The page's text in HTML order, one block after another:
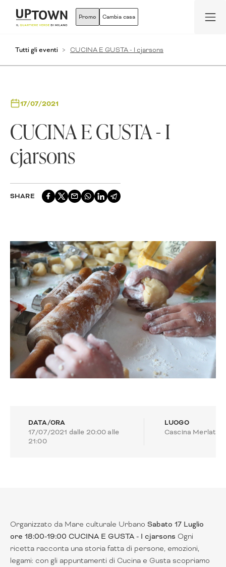
Promo Cambia casa
Tutti gli eventi CUCINA E GUSTA - I cjarsons
17/07/2021
CUCINA E GUSTA - I
cjarsons
SHARE
DATA/ORA
17/07/2021 dalle 20:00 alle
21:00
LUOGO
Cascina Merlata
Organizzato da Mare culturale Urbano Sabato 17 Luglio
ore 18:00-19:00 CUCINA E GUSTA - I cjarsons Ogni
ricetta racconta una storia fatta di persone, emozioni,
legami: con gli appuntamenti di Cucina e Gusta scopriamo